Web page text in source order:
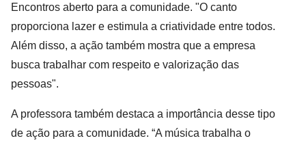
Encontros aberto para a comunidade. "O canto
proporciona lazer e estimula a criatividade entre todos.
Além disso, a ação também mostra que a empresa
busca trabalhar com respeito e valorização das
pessoas".
A professora também destaca a importância desse tipo
de ação para a comunidade. “A música trabalha o